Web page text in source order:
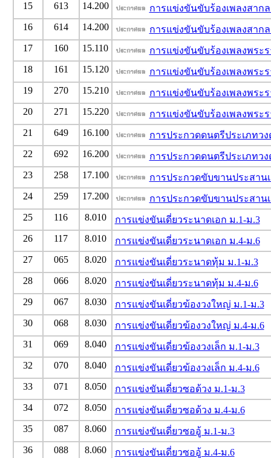
15
613 14.200
การแข่งขันขับร้องเพลงสาก
16
614 14.200
การแข่งขันขับร้องเพลงสาก
17
160 15.110
การแข่งขันขับร้องเพลงพระ
18
161 15.120
การแข่งขันขับร้องเพลงพระ
19
270 15.210
การแข่งขันขับร้องเพลงพระ
20
271 15.220
การแข่งขันขับร้องเพลงพระ
21
649 16.100
การประกวดดนตรีประเภทวง
22
692 16.200
การประกวดดนตรีประเภทวง
23
258 17.100
การประกวดขับขานประสาน
24
259 17.200
การประกวดขับขานประสาน
25
116 8.010
การแข่งขันเดี่ยวระนาดเอก ม.1-ม.3
26
117 8.010
การแข่งขันเดี่ยวระนาดเอก ม.4-ม.6
27
065 8.020
การแข่งขันเดี่ยวระนาดทุ้ม ม.1-ม.3
28
066 8.020
การแข่งขันเดี่ยวระนาดทุ้ม ม.4-ม.6
29
067 8.030
การแข่งขันเดี่ยวฆ้องวงใหญ่ ม.1-ม.3
30
068 8.030
การแข่งขันเดี่ยวฆ้องวงใหญ่ ม.4-ม.6
31
069 8.040
การแข่งขันเดี่ยวฆ้องวงเล็ก ม.1-ม.3
32
070 8.040
การแข่งขันเดี่ยวฆ้องวงเล็ก ม.4-ม.6
33
071 8.050
การแข่งขันเดี่ยวซอด้วง ม.1-ม.3
34
072 8.050
การแข่งขันเดี่ยวซอด้วง ม.4-ม.6
35
087 8.060
การแข่งขันเดี่ยวซออู้ ม.1-ม.3
36
088 8.060
การแข่งขันเดี่ยวซออู้ ม.4-ม.6